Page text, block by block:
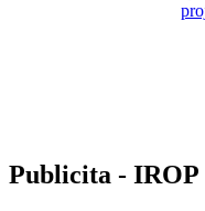
Publicita - IROP